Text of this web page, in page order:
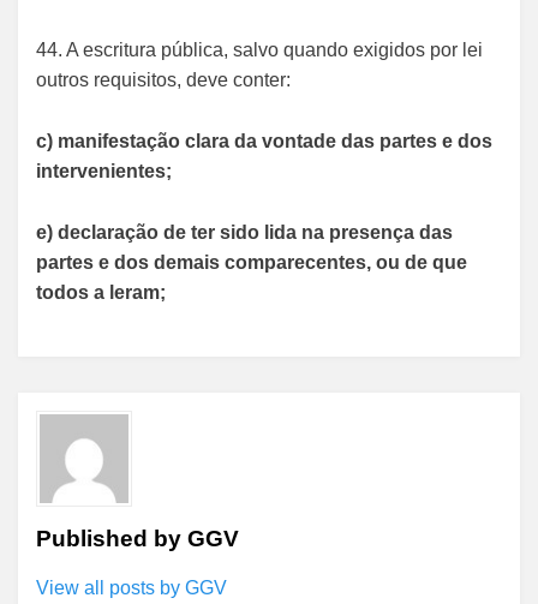
44. A escritura pública, salvo quando exigidos por lei
outros requisitos, deve conter:
c) manifestação clara da vontade das partes e dos
intervenientes;
e) declaração de ter sido lida na presença das
partes e dos demais comparecentes, ou de que
todos a leram;
Published by GGV
View all posts by GGV